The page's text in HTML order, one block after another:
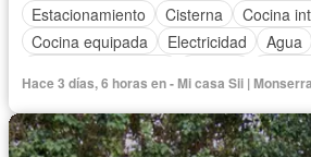
Estacionamiento
Cisterna
Cocina
Cocina equipada
Electricidad Agua
Permite mascotas
Permite niños
Parcialmente amueblado
Hace 3 días, 6 horas en - Mi casa Sii |